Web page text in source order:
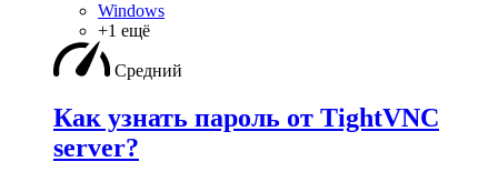
Windows
+1 ещё
Средний
Как узнать пароль от TightVNC
server?